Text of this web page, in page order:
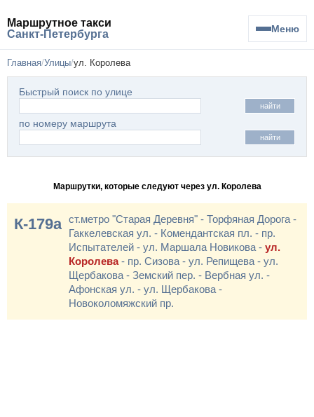
Маршрутное такси
Санкт-Петербурга
Меню
Главная Улицы ул. Королева
Быстрый поиск по улице
найти
по номеру маршрута
найти
Маршрутки, которые следуют через ул. Королева
К-179а ст.метро "Старая Деревня" - Торфяная Дорога -
Гаккелевская ул. - Комендантская пл. - пр.
Испытателей - ул. Маршала Новикова - ул.
Королева- пр. Сизова - ул. Репищева - ул.
Щербакова - Земский пер. - Вербная ул. -
Афонская ул. - ул. Щербакова -
Новоколомяжский пр.